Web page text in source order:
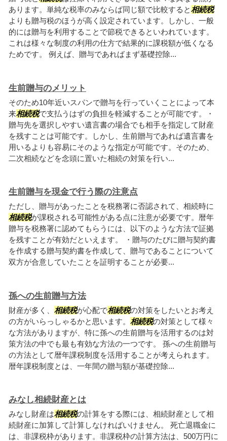
あります。単純な税率のみならば同じ額で比較すると相続税
よりも贈与税のほうが高く設定されています。しかし、一般
的には贈与を利用することで節税できるといわれています。
これは様々な制度の利用の仕方で結果的に課税額が低くなる
ためです。 例えば、贈与であればまず基礎控除...
生前贈与のメリット
そのため10年近いスパンで贈与を行っていくことによって本
来相続税で支払うはずの負担を軽減することが可能です。・
贈与先を選択しやすい遺言書の場合でも相手を指定して財産
を残すことは可能です。しかし、生前贈与であれば遺言書を
用いるよりも容易にそのような指定が可能です。そのため、
二次相続などを念頭に置いた相続の対策を行い...
生前贈与を現金で行う際の注意点
ただし、贈与があったことを税務署に否認されて、相続時に
相続税が課税される可能性がある点に注意が必要です。暦年
贈与を税務署に認めてもらうには、以下のような方法で証拠
を残すことが有効だといえます。 ・贈与のたびに贈与契約書
を作成する贈与契約書を作成して、贈与であることについて
双方が合意していたことを証明することが必要...
孫への生前贈与方法
財産が多く、 相続税が心配で相続税の対策をしたいとお考え
の方がいらっしゃるかと思います。 相続税の対策として様々
な方法がありますが、特に孫への生前贈与を活用するのは対
策方法の中でも最も有効な方法の一つです。 孫への生前贈与
の方法として暦年課税制度を活用することが考えられます。
暦年課税制度とは、一年間の贈与額が基礎控除...
みなし相続財産とは
みなし財産は相続税の計算をする際には、相続財産として相
続財産に加算して計算しなければいけません。 死亡退職金に
は、非課税枠があります。非課税枠の計算方法は、500万円に